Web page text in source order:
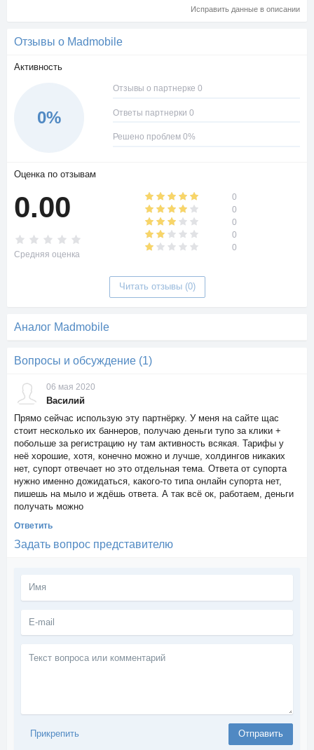
Исправить данные в описании
Отзывы о Madmobile
Активность
0%
Отзывы о партнерке 0
Ответы партнерки 0
Решено проблем 0%
Оценка по отзывам
0.00
Средняя оценка
0
0
0
0
0
Читать отзывы (0)
Аналог Madmobile
Вопросы и обсуждение (1)
06 мая 2020
Василий
Прямо сейчас использую эту партнёрку. У меня на сайте щас
стоит несколько их баннеров, получаю деньги тупо за клики +
побольше за регистрацию ну там активность всякая. Тарифы у
неё хорошие, хотя, конечно можно и лучше, холдингов никаких
нет, супорт отвечает но это отдельная тема. Ответа от супорта
нужно именно дожидаться, какого-то типа онлайн супорта нет,
пишешь на мыло и ждёшь ответа. А так всё ок, работаем, деньги
получать можно
Ответить
Задать вопрос представителю
вопроса
Отправить
Прикрепить